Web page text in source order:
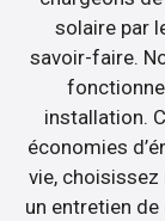
solaire par
savoir-faire.
installation.
économies
vie,
un entretien